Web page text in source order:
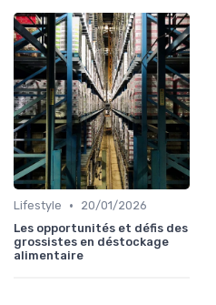
Lifestyle •
20/01/2026
Les opportunités et défis des
grossistes en déstockage
alimentaire